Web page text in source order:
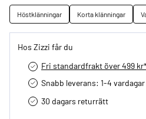
Höstklänningar Korta klänningar
Hos Zizzi får du
Fri standardfrakt över 499
Snabb leverans: 1-4 vardagar
30 dagars returrätt­